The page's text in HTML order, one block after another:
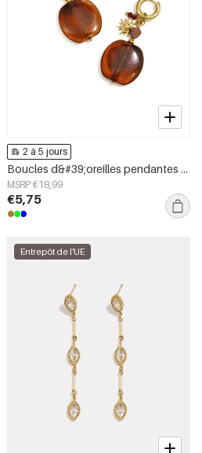
2 à 5 jours
Boucles d&#39;oreilles pendantes en acier inoxydable, motif floral, collection Daily Simple, bijoux pour femmes
MSRP €18,99
€5,75
Entrepôt de l'UE